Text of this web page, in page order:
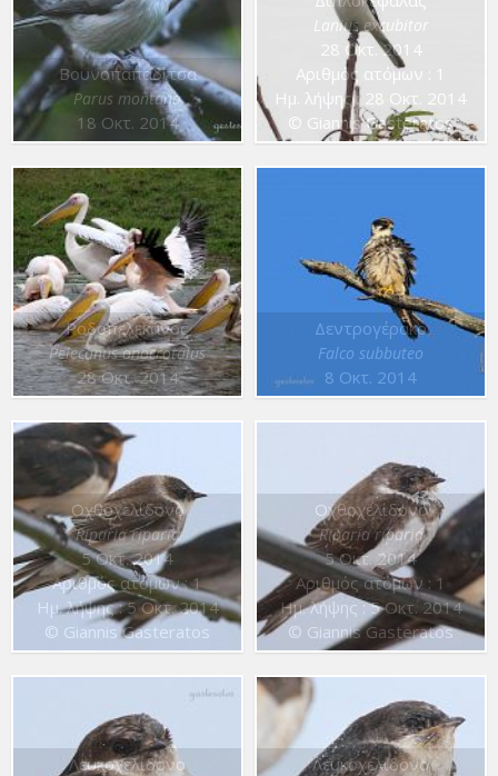
Βουνοπαπαδίτσα
Parus montana
18 Οκτ. 2014
Lanius excubitor
28 Οκτ. 2014
Αριθμός ατόμων : 1
Ημ. λήψης : 28 Οκτ. 2014
© Giannis Gasteratos
Ροδοπελεκάνος
Pelecanus onocrotalus
28 Οκτ. 2014
Δεντρογέρακο
Falco subbuteo
8 Οκτ. 2014
Οχθοχελίδονο
Riparia riparia
5 Οκτ. 2014
Αριθμός ατόμων : 1
Ημ. λήψης : 5 Οκτ. 2014
© Giannis Gasteratos
Οχθοχελίδονο
Riparia riparia
5 Οκτ. 2014
Αριθμός ατόμων : 1
Ημ. λήψης : 5 Οκτ. 2014
© Giannis Gasteratos
Λευκοχελίδονο Λευκοχελίδονο